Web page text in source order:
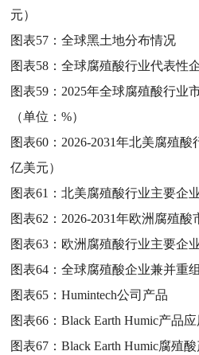
元）
图表57：全球黑土地分布情况
图表58：全球腐殖酸行业代表性
图表59： 2025年全球腐殖酸行业
（单位：%）
图表60： 2026-2031年北美腐殖酸
亿美元）
图表61：北美腐殖酸行业主要企
图表62： 2026-2031年欧洲腐殖酸
图表63： 欧洲腐殖酸行业主要企
图表64：全球腐殖酸企业兼并重
图表65：Humintech公司产品
图表66：Black Earth Humic产品
图表67：Black Earth Humic腐殖